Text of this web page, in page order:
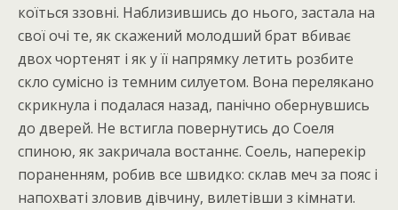
коїться ззовні. Наблизившись до нього, застала на
свої очі те, як скажений молодший брат вбиває
двох чортенят і як у її напрямку летить розбите
скло сумісно із темним силуетом. Вона перелякано
скрикнула і подалася назад, панічно обернувшись
до дверей. Не встигла повернутись до Соеля
спиною, як закричала востаннє. Соель, наперекір
пораненням, робив все швидко: склав меч за пояс і
напохваті зловив дівчину, вилетівши з кімнати.